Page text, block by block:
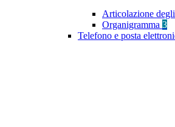
Articolazione
Organigramma 3
Telefono e posta